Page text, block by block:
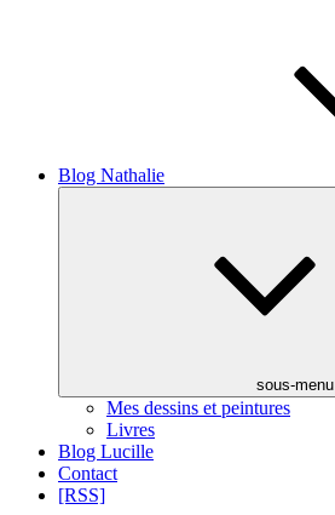
Blog Nathalie
sous-menu
Mes dessins et peintures
Livres
Blog Lucille
Contact
[RSS]